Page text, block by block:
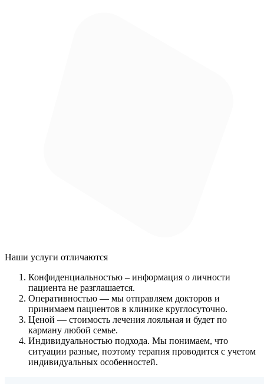
Наши услуги отличаются
Конфиденциальностью – информация о личности
пациента не разглашается.
Оперативностью — мы отправляем докторов и
принимаем пациентов в клинике круглосуточно.
Ценой — стоимость лечения лояльная и будет по
карману любой семье.
Индивидуальностью подхода. Мы понимаем, что
ситуации разные, поэтому терапия проводится с учетом
индивидуальных особенностей.